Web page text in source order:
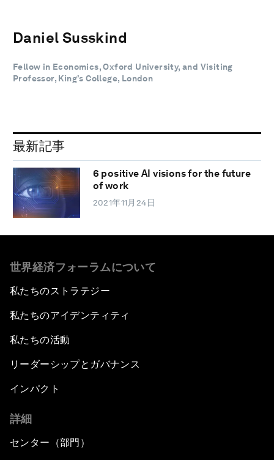
Daniel Susskind
Fellow in Economics, Oxford University, and Visiting
Professor, King’s College, London
最新記事
6 positive AI visions for the future
of work
2021年11月24日
世界経済フォーラムについて
私たちのストラテジー
私たちのアイデンティティ
私たちの活動
リーダーシップとガバナンス
インパクト
詳細
センター（部門）